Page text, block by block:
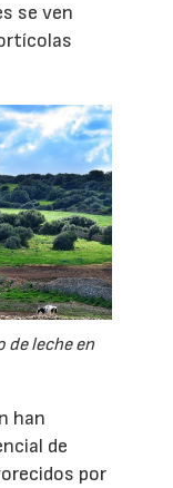
se ven
de leche en
han
de
por